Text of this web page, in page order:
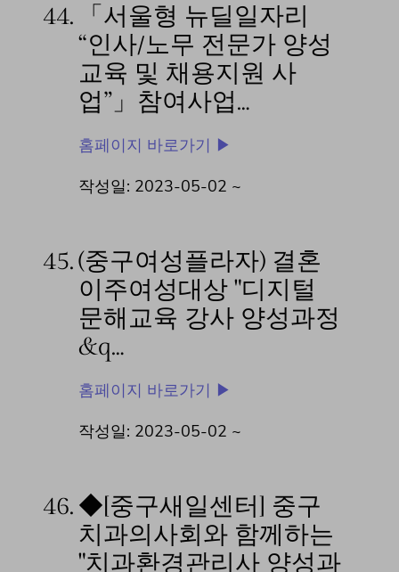
44.
「서울형 뉴딜일자리
“인사/노무 전문가 양성
교육 및 채용지원 사
업”」참여사업…
홈페이지 바로가기 ▶
작성일: 2023-05-02 ~
45.(중구여성플라자) 결혼
이주여성대상 "디지털
문해교육 강사 양성과정
&q…
홈페이지 바로가기 ▶
작성일: 2023-05-02 ~
46. ◆[중구새일센터] 중구
치과의사회와 함께하는
"치과환경관리사 양성과